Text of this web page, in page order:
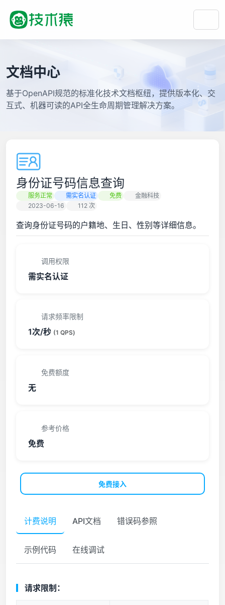
文档中心
基于OpenAPI规范的标准化技术文档枢纽，提供版本化、交
互式、机器可读的API全生命周期管理解决方案。
身份证号码信息查询
服务正常 需实名认证 免费
金融科技
2023-06-16
112 次
查询身份证号码的户籍地、生日、性别等详细信息。
调用权限
需实名认证
请求频率限制
1次/秒 (1 QPS)
免费额度
无
参考价格
免费
免费接入
计费说明 API文档 错误码参照
示例代码 在线调试
请求限制：